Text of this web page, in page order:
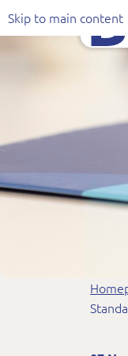
Skip to main content